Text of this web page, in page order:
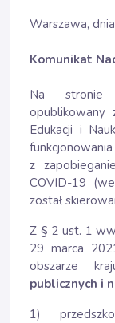
Warszawa,
Komunikat
Na stronie
opublikowany
Edukacji i
z
COVID-19 (
został
Z § 2 ust. 1
29 marca
obszarze
publicznych i
1)